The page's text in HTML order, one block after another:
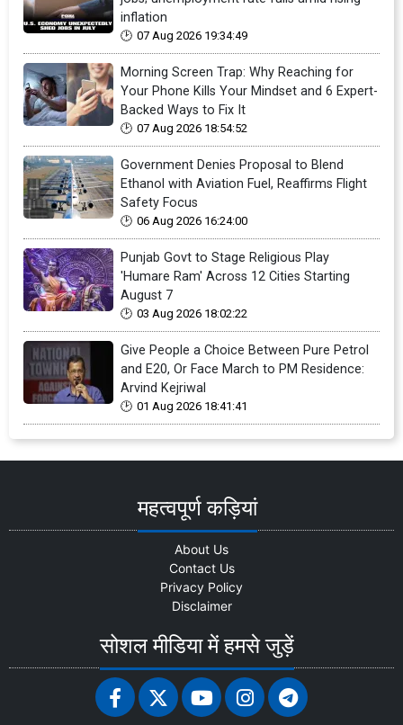
inflation
07 Aug 2026 19:34:49
Morning Screen Trap: Why Reaching for
Your Phone Kills Your Mindset and 6 Expert-
Backed Ways to Fix It
07 Aug 2026 18:54:52
Government Denies Proposal to Blend
Ethanol with Aviation Fuel, Reaffirms Flight
Safety Focus
06 Aug 2026 16:24:00
Punjab Govt to Stage Religious Play
'Humare Ram' Across 12 Cities Starting
August 7
03 Aug 2026 18:02:22
Give People a Choice Between Pure Petrol
and E20, Or Face March to PM Residence:
Arvind Kejriwal
01 Aug 2026 18:41:41
महत्वपूर्ण कड़ियां
About Us
Contact Us
Privacy Policy
Disclaimer
सोशल मीडिया में हमसे जुड़ें